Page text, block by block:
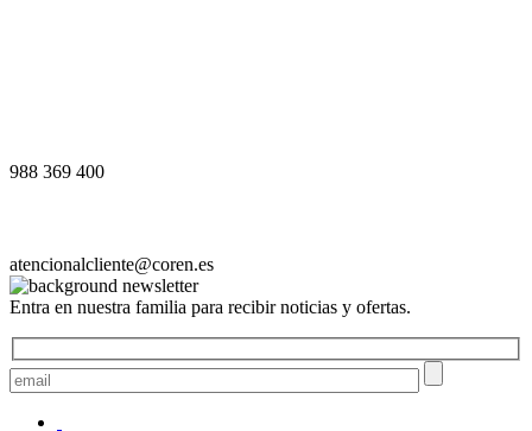
988 369 400
atencionalcliente@coren.es
Entra en nuestra familia para recibir noticias y ofertas.